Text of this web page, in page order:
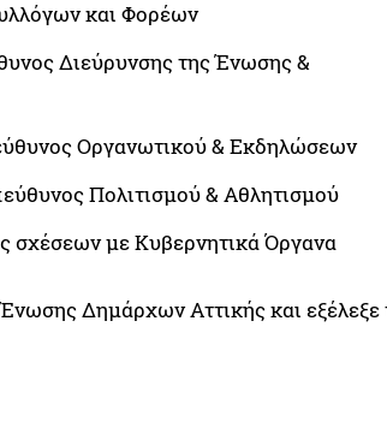
και Φορέων
Διεύρυνσης της Ένωσης &
Οργανωτικού & Εκδηλώσεων
Πολιτισμού & Αθλητισμού
σχέσεων με Κυβερνητικά Όργανα
Δημάρχων Αττικής και